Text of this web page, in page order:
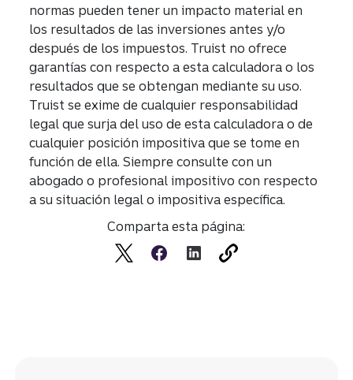
normas pueden tener un impacto material en
los resultados de las inversiones antes y/o
después de los impuestos. Truist no ofrece
garantías con respecto a esta calculadora o los
resultados que se obtengan mediante su uso.
Truist se exime de cualquier responsabilidad
legal que surja del uso de esta calculadora o de
cualquier posición impositiva que se tome en
función de ella. Siempre consulte con un
abogado o profesional impositivo con respecto
a su situación legal o impositiva específica.
Comparta esta página: